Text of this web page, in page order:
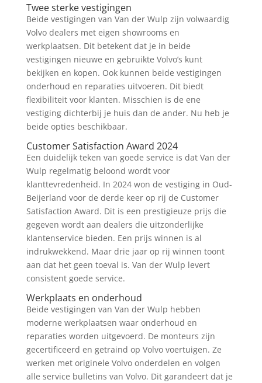
Twee sterke vestigingen
Beide vestigingen van Van der Wulp zijn volwaardig
Volvo dealers met eigen showrooms en
werkplaatsen. Dit betekent dat je in beide
vestigingen nieuwe en gebruikte Volvo’s kunt
bekijken en kopen. Ook kunnen beide vestigingen
onderhoud en reparaties uitvoeren. Dit biedt
flexibiliteit voor klanten. Misschien is de ene
vestiging dichterbij je huis dan de ander. Nu heb je
beide opties beschikbaar.
Customer Satisfaction Award 2024
Een duidelijk teken van goede service is dat Van der
Wulp regelmatig beloond wordt voor
klanttevredenheid. In 2024 won de vestiging in Oud-
Beijerland voor de derde keer op rij de Customer
Satisfaction Award. Dit is een prestigieuze prijs die
gegeven wordt aan dealers die uitzonderlijke
klantenservice bieden. Een prijs winnen is al
indrukwekkend. Maar drie jaar op rij winnen toont
aan dat het geen toeval is. Van der Wulp levert
consistent goede service.
Werkplaats en onderhoud
Beide vestigingen van Van der Wulp hebben
moderne werkplaatsen waar onderhoud en
reparaties worden uitgevoerd. De monteurs zijn
gecertificeerd en getraind op Volvo voertuigen. Ze
werken met originele Volvo onderdelen en volgen
alle service bulletins van Volvo. Dit garandeert dat je